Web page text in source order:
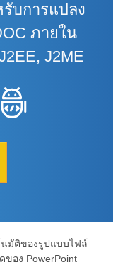
รับการแปลง
ภายใน
J2ME
มัติของรูปแบบไฟล์
อง PowerPoint